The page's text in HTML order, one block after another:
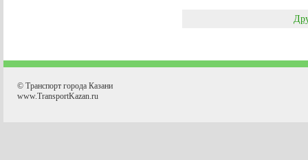
© Транспорт города Казани
www.TransportKazan.ru